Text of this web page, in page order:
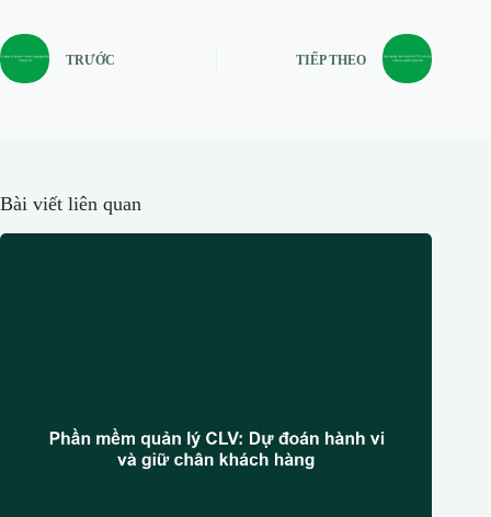
TRƯỚC TIẾP THEO
Bài viết liên quan